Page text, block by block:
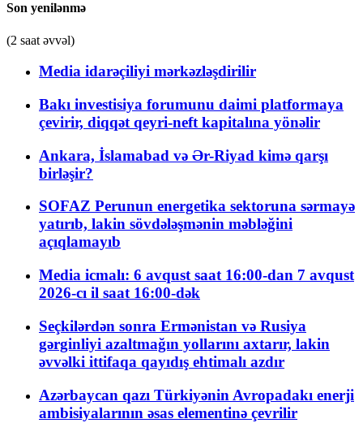
Son yenilənmə
(2 saat əvvəl)
Media idarəçiliyi mərkəzləşdirilir
Bakı investisiya forumunu daimi platformaya
çevirir, diqqət qeyri-neft kapitalına yönəlir
Ankara, İslamabad və Ər-Riyad kimə qarşı
birləşir?
SOFAZ Perunun energetika sektoruna sərmayə
yatırıb, lakin sövdələşmənin məbləğini
açıqlamayıb
Media icmalı: 6 avqust saat 16:00-dan 7 avqust
2026-cı il saat 16:00-dək
Seçkilərdən sonra Ermənistan və Rusiya
gərginliyi azaltmağın yollarını axtarır, lakin
əvvəlki ittifaqa qayıdış ehtimalı azdır
Azərbaycan qazı Türkiyənin Avropadakı enerji
ambisiyalarının əsas elementinə çevrilir